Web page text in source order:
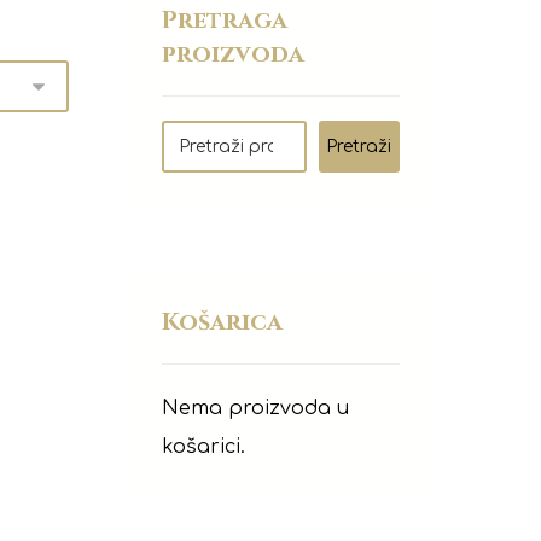
Pretraga
proizvoda
Pretraži
Košarica
Nema proizvoda u
košarici.